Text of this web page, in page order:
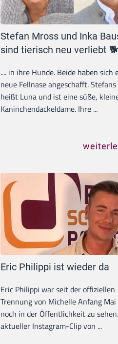
Stefan Mross und Inka
sind tierisch neu verliebt 🐕
.... in ihre Hunde. Beide haben sich
neue Fellnase angeschafft.
heißt Luna und ist eine süße,
Kaninchendackeldame. Ihre ...
Eric Philippi ist wieder da
Eric Philippi war seit der offiziellen
Trennung von Michelle Anfang
noch in der Öffentlichkeit zu
aktueller Instagram-Clip von ...